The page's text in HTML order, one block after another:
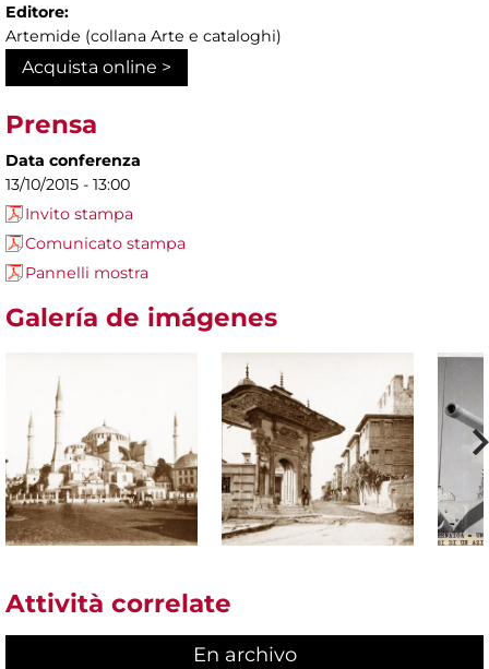
Editore:
Artemide (collana Arte e cataloghi)
Acquista online >
Prensa
Data conferenza
13/10/2015 - 13:00
Invito stampa
Comunicato stampa
Pannelli mostra
Galería de imágenes
Attività correlate
En archivo